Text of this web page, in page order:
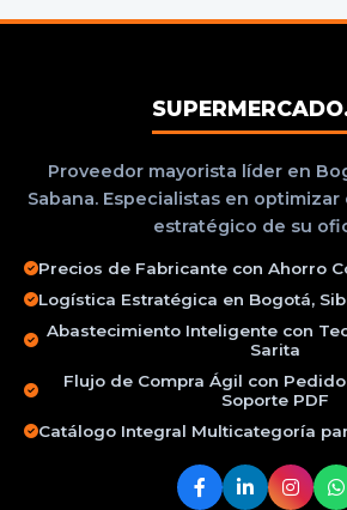
Proveedor mayorista líder en
Sabana. Especialistas en
estratégico de su
Precios de Fabricante con Ahorro
Logística Estratégica en Bogotá,
Abastecimiento Inteligente con
Sarita
Flujo de Compra Ágil con
Soporte PDF
Catálogo Integral Multicategoría